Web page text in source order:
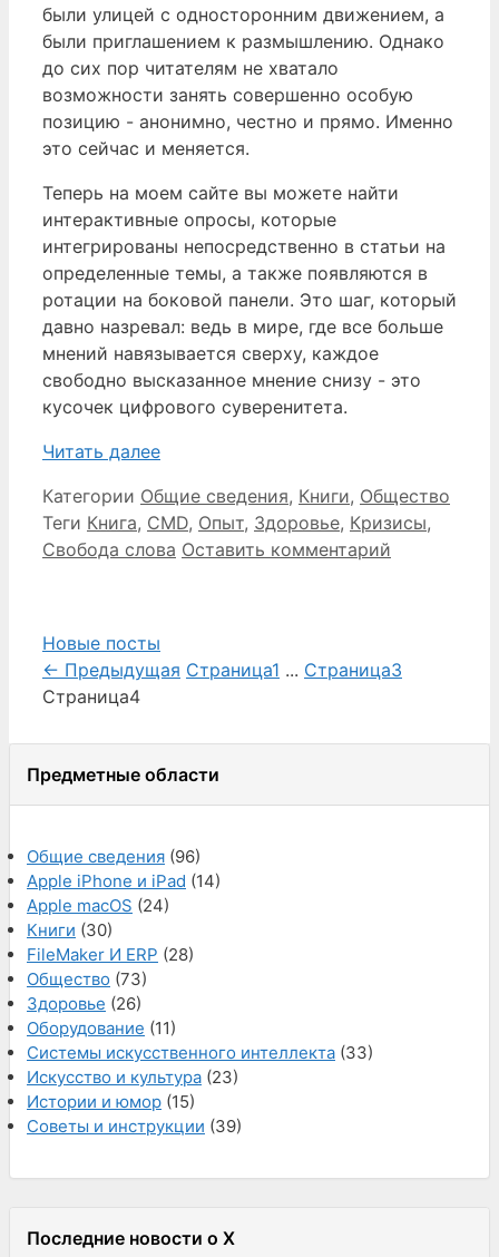
были улицей с односторонним движением, а
были приглашением к размышлению. Однако
до сих пор читателям не хватало
возможности занять совершенно особую
позицию - анонимно, честно и прямо. Именно
это сейчас и меняется.
Теперь на моем сайте вы можете найти
интерактивные опросы, которые
интегрированы непосредственно в статьи на
определенные темы, а также появляются в
ротации на боковой панели. Это шаг, который
давно назревал: ведь в мире, где все больше
мнений навязывается сверху, каждое
свободно высказанное мнение снизу - это
кусочек цифрового суверенитета.
Читать далее
Категории Общие сведения, Книги, Общество
Теги Книга, CMD, Опыт, Здоровье, Кризисы,
Свобода слова Оставить комментарий
Новые посты
← Предыдущая Страница1 ... Страница3
Страница4
Предметные области
Общие сведения (96)
Apple iPhone и iPad (14)
Apple macOS (24)
Книги (30)
FileMaker И ERP (28)
Общество (73)
Здоровье (26)
Оборудование (11)
Системы искусственного интеллекта (33)
Искусство и культура (23)
Истории и юмор (15)
Советы и инструкции (39)
Последние новости о X